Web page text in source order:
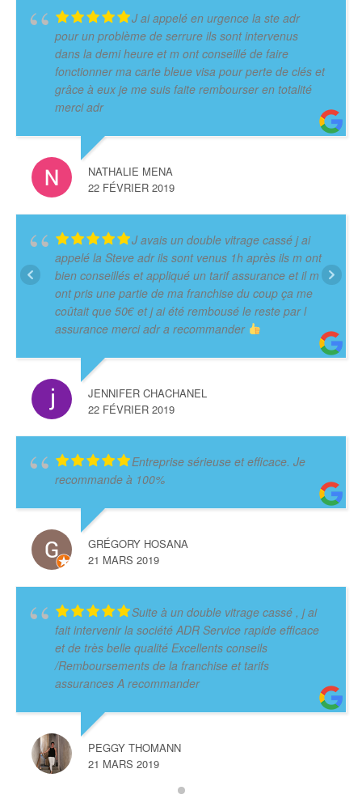
J ai appelé en urgence la ste adr
pour un problème de serrure ils sont intervenus
dans la demi heure et m ont conseillé de faire
fonctionner ma carte bleue visa pour perte de clés et
grâce à eux je me suis faite rembourser en totalité
merci adr
NATHALIE MENA
22 FÉVRIER 2019
J avais un double vitrage cassé j ai
appelé la Steve adr ils sont venus 1h après ils m ont
bien conseillés et appliqué un tarif assurance et il m
ont pris une partie de ma franchise du coup ça me
coûtait que 50€ et j ai été rembousé le reste par l
assurance merci adr a recommander
JENNIFER CHACHANEL
22 FÉVRIER 2019
Entreprise sérieuse et efficace. Je
recommande à 100%
GRÉGORY HOSANA
21 MARS 2019
Suite à un double vitrage cassé , j ai
fait intervenir la société ADR Service rapide efficace
et de très belle qualité Excellents conseils
/Remboursements de la franchise et tarifs
assurances A recommander
PEGGY THOMANN
21 MARS 2019